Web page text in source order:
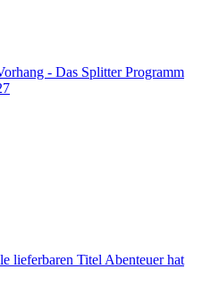
- Das Splitter Programm
lieferbaren Titel Abenteuer hat